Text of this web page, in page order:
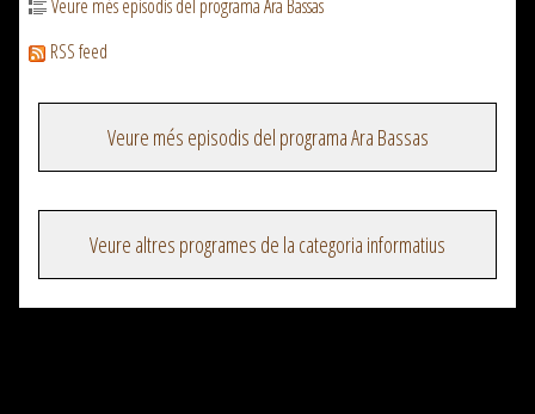
Veure més episodis del programa Ara Bassas
RSS feed
Veure més episodis del programa Ara Bassas
Veure altres programes de la categoria informatius